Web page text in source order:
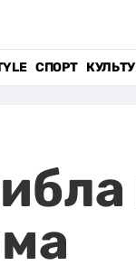
СПОРТ